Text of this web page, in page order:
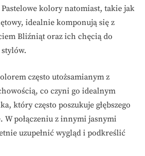
kolory natomiast, takie jak
idealnie komponują się z
Bliźniąt oraz ich chęcią do
często utożsamianym z
co czyni go idealnym
który często poszukuje głębszego
W połączeniu z innymi jasnymi
uzupełnić wygląd i podkreślić